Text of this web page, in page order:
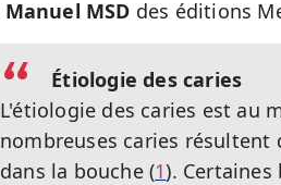
Manuel MSD des éditions
Étiologie des caries
L'étiologie des caries est au
nombreuses caries
dans la bouche (1).